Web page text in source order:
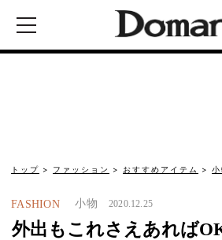
トップ ファッション おすすめアイテム 小
FASHION 小物 2020.12.25
外出もこれさえあれば